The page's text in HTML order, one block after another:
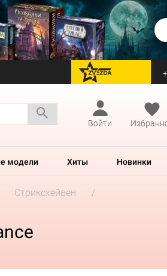
перейти на Zvezda
Войти
модели Хиты Новинки
Стриксхейвен